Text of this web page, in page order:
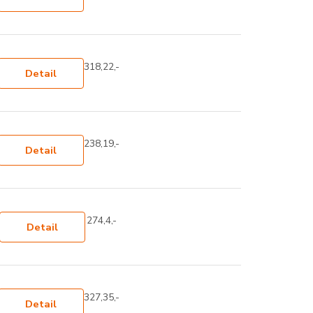
Detail 318,22,-
Detail 238,19,-
Detail 274,4,-
Detail 327,35,-